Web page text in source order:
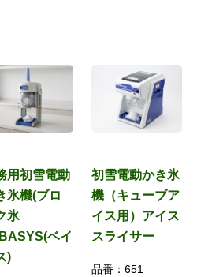
用初雪電動
氷機(ブロ
氷
ベイ
)
初雪電動かき氷
機（キューブア
イス用）アイス
スライサー
品番： 651